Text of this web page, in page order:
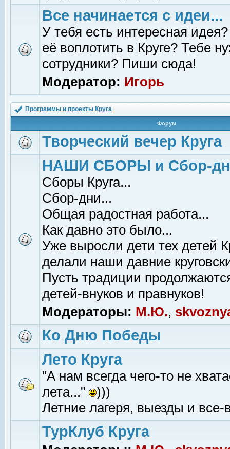
Все начинается с идеи...
У тебя есть интересная
её воплотить в Круге? Тебе
сотрудники? Пиши сюда!
Модератор: Игорь
Программы и проекты Круга
Форум
Творческий вечер Круга
НАШИ СБОРЫ и Сбор-
Сборы Круга...
Сбор-дни...
Общая радостная работа...
Как давно это было...
Уже выросли дети тех детей
делали наши давние
Пусть традиции
детей-внуков и правнуков!
Модераторы: М.Ю.,
Ко Дню Победы
Лето Круга
"А нам всегда чего-то не
лета..."
)))
Летние лагеря, выезды и все-
ТурКлуб Круга